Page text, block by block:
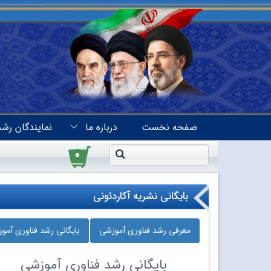
صفحه نخست درباره ما نمایندگان
۰
بایگانی نشریه آکاردئونی
معرفی رشد فناوری آموزشی بایگانی رشد فناوری
بایگانی رشد فناوری آموزشی